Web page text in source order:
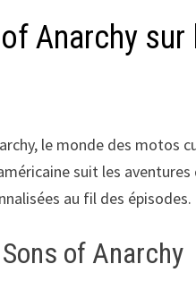
Anarchy
le monde des motos
suit les
au fil des épisodes.
of Anarchy